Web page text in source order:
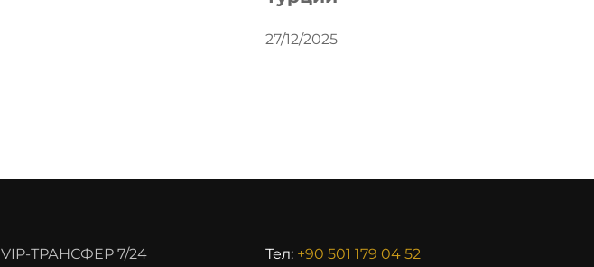
27/12/2025
VIP-ТРАНСФЕР 7/24 Тел: +90 501 179 04 52